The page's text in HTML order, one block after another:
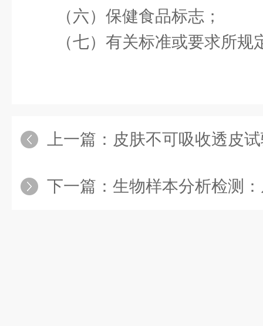
（六）保健食品标志；
（七）有关标准或要求所
上一篇： 皮肤不可吸收透皮试验在日化
下一篇： 生物样本分析检测：从